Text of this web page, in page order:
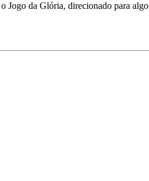
Jogo da Glória, direcionado para